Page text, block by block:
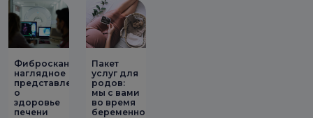
Фибросканирование:
наглядное
представление
о
здоровье
печени
Пакет
услуг для
родов:
мы с вами
во время
беременности!